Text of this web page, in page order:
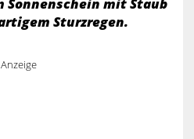
Sturzregen.
Anzeige